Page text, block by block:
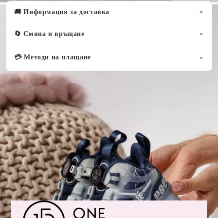
🚚 Информация за доставка ▼
🔄 Смяна и връщане ▼
💳 Методи на плащане ▼
Оцени продукта